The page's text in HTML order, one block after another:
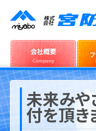
未来みや
付を頂き